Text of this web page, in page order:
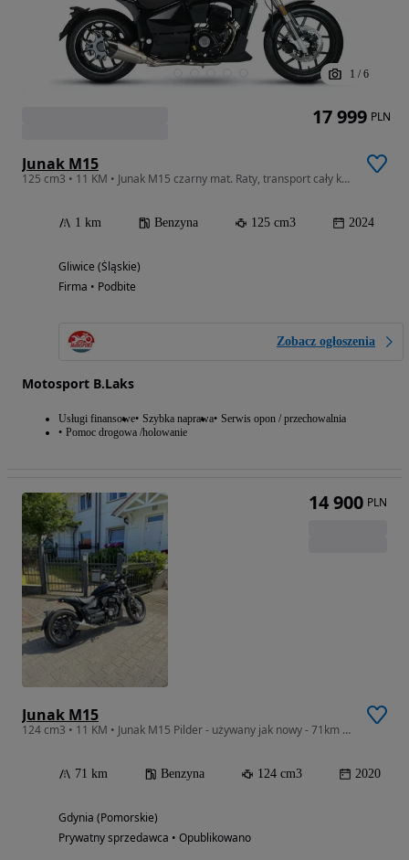
1 / 6
Junak M15
125 cm3 • 11 KM • Junak M15 czarny mat. Raty, transport cały kraj !!!
1 km Benzyna 125 cm3 2024
Gliwice (Śląskie)
Firma • Podbite
Zobacz ogłoszenia
Motosport B.Laks
Usługi finansowe Szybka naprawa Serwis opon / przechowalnia
Pomoc drogowa /holowanie
17 999 PLN
Junak M15
124 cm3 • 11 KM • Junak M15 Pilder - używany jak nowy - 71km przebiegu - garażowany
71 km Benzyna 124 cm3 2020
Gdynia (Pomorskie)
Prywatny sprzedawca • Opublikowano
14 900 PLN